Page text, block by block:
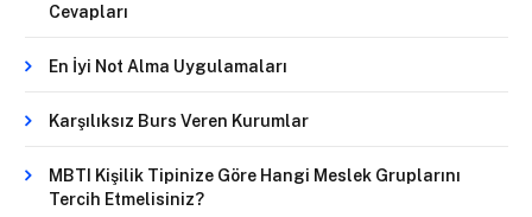
Cevapları
En İyi Not Alma Uygulamaları
Karşılıksız Burs Veren Kurumlar
MBTI Kişilik Tipinize Göre Hangi Meslek Gruplarını
Tercih Etmelisiniz?